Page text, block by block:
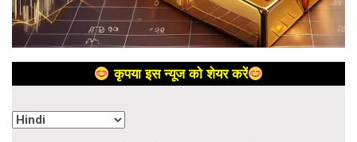
कृपया इस न्यूज को शेयर करें